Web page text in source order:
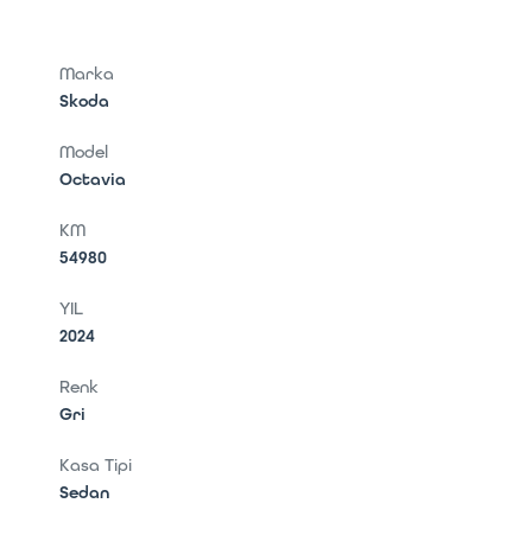
Marka
Skoda
Model
Octavia
KM
54980
YIL
2024
Renk
Gri
Kasa Tipi
Sedan